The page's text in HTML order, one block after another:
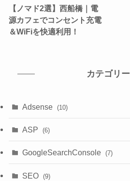
【ノマド2選】西船橋｜電
源カフェでコンセント充電
＆WiFiを快適利用！
カテゴリー
Adsense (10)
ASP (6)
GoogleSearchConsole (7)
SEO (9)